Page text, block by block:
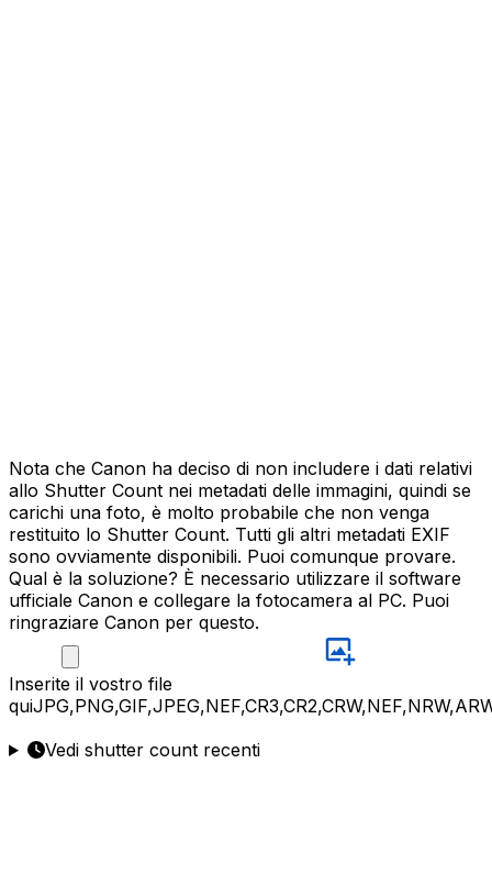
Nota che Canon ha deciso di non includere i dati relativi
allo Shutter Count nei metadati delle immagini, quindi se
carichi una foto, è molto probabile che non venga
restituito lo Shutter Count. Tutti gli altri metadati EXIF
sono ovviamente disponibili. Puoi comunque provare.
Qual è la soluzione? È necessario utilizzare il software
ufficiale Canon e collegare la fotocamera al PC. Puoi
ringraziare Canon per questo.
Inserite il vostro file
qui
Vedi shutter count recenti